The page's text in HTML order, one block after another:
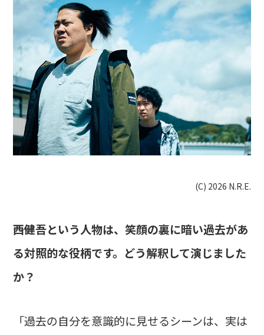
(C) 2026 N.R.E.
――西健吾という人物は、笑顔の裏に暗い過去があ
る対照的な役柄です。どう解釈して演じました
か？
「過去の自分を意識的に見せるシーンは、実は